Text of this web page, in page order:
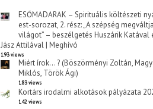
ESŐMADARAK – Spirituális költészeti
est-sorozat, 2. rész: „A szépség
világot” – beszélgetés Huszárik Katával
Jász Attilával | Meghívó
193 views
Miért írok… ? (Böszörményi Zoltán,
Miklós, Török Ági)
183 views
Kortárs irodalmi alkotások pályázata
142 views